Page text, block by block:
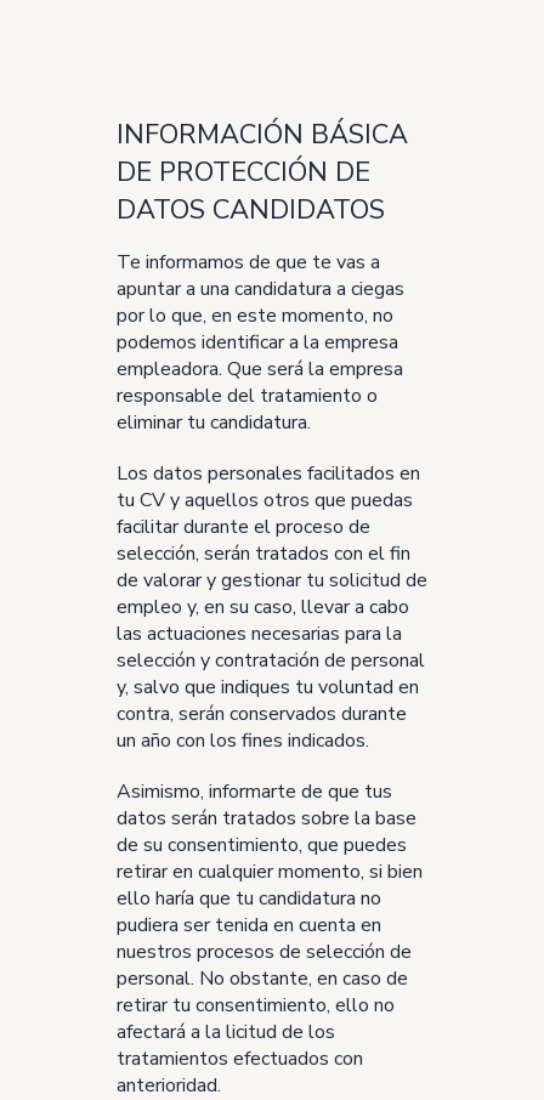
INFORMACIÓN BÁSICA
DE PROTECCIÓN DE
DATOS CANDIDATOS
Te informamos de que te vas a
apuntar a una candidatura a ciegas
por lo que, en este momento, no
podemos identificar a la empresa
empleadora. Que será la empresa
responsable del tratamiento o
eliminar tu candidatura.
Los datos personales facilitados en
tu CV y aquellos otros que puedas
facilitar durante el proceso de
selección, serán tratados con el fin
de valorar y gestionar tu solicitud de
empleo y, en su caso, llevar a cabo
las actuaciones necesarias para la
selección y contratación de personal
y, salvo que indiques tu voluntad en
contra, serán conservados durante
un año con los fines indicados.
Asimismo, informarte de que tus
datos serán tratados sobre la base
de su consentimiento, que puedes
retirar en cualquier momento, si bien
ello haría que tu candidatura no
pudiera ser tenida en cuenta en
nuestros procesos de selección de
personal. No obstante, en caso de
retirar tu consentimiento, ello no
afectará a la licitud de los
tratamientos efectuados con
anterioridad.